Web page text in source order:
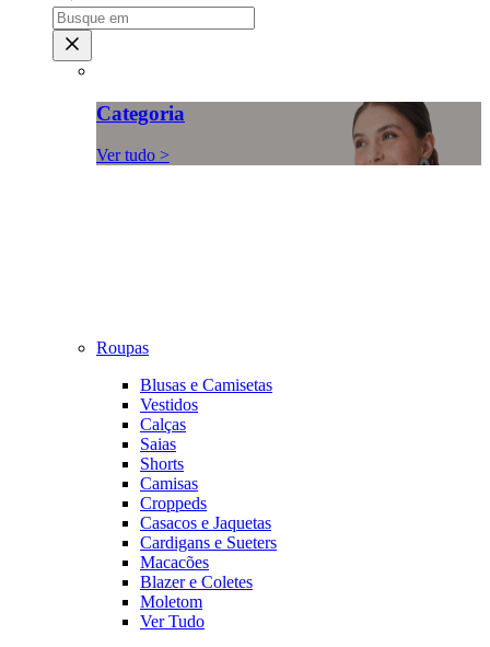
Categoria
Ver tudo >
Roupas
Blusas e Camisetas
Vestidos
Calças
Saias
Shorts
Camisas
Croppeds
Casacos e Jaquetas
Cardigans e Sueters
Macacões
Blazer e Coletes
Moletom
Ver Tudo